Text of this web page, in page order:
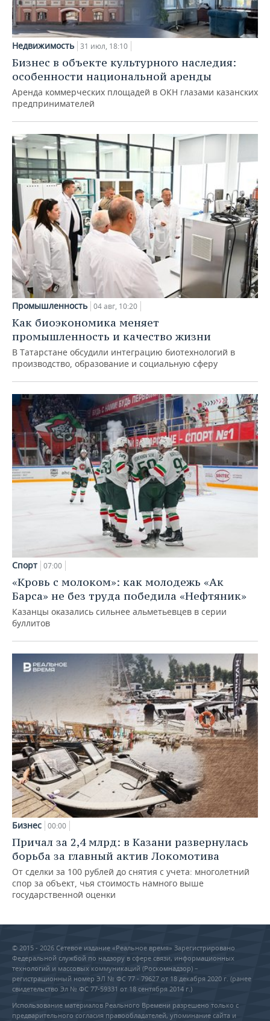
Недвижимость 31 июл, 18:10
Бизнес в объекте культурного наследия:
особенности национальной аренды
Аренда коммерческих площадей в ОКН глазами казанских
предпринимателей
Промышленность 04 авг, 10:20
Как биоэкономика меняет
промышленность и качество жизни
В Татарстане обсудили интеграцию биотехнологий в
производство, образование и социальную сферу
Спорт 07:00
«Кровь с молоком»: как молодежь «Ак
Барса» не без труда победила «Нефтяник»
Казанцы оказались сильнее альметьевцев в серии
буллитов
Бизнес 00:00
Причал за 2,4 млрд: в Казани развернулась
борьба за главный актив Локомотива
От сделки за 100 рублей до снятия с учета: многолетний
спор за объект, чья стоимость намного выше
государственной оценки
© 2015 - 2026 Сетевое издание «Реальное время» Зарегистрировано
Федеральной службой по надзору в сфере связи, информационных
технологий и массовых коммуникаций (Роскомнадзор) –
регистрационный номер ЭЛ № ФС 77 - 79627 от 18 декабря 2020 г. (ранее
свидетельство Эл № ФС 77-59331 от 18 сентября 2014 г.)
Использование материалов Реального Времени разрешено только с
предварительного согласия правообладателей, упоминание сайта и